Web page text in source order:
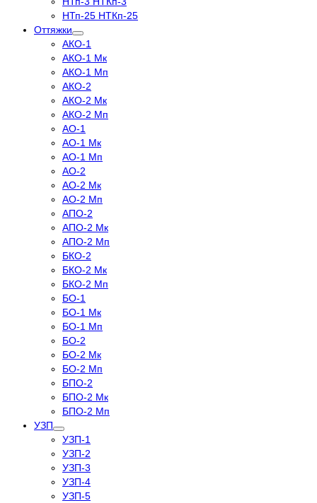
НТп-25 НТКп-25
Оттяжки
АКО-1
АКО-1 Мк
АКО-1 Мп
АКО-2
АКО-2 Мк
АКО-2 Мп
АО-1
АО-1 Мк
АО-1 Мп
АО-2
АО-2 Мк
АО-2 Мп
АПО-2
АПО-2 Мк
АПО-2 Мп
БКО-2
БКО-2 Мк
БКО-2 Мп
БО-1
БО-1 Мк
БО-1 Мп
БО-2
БО-2 Мк
БО-2 Мп
БПО-2
БПО-2 Мк
БПО-2 Мп
УЗП
УЗП-1
УЗП-2
УЗП-3
УЗП-4
УЗП-5